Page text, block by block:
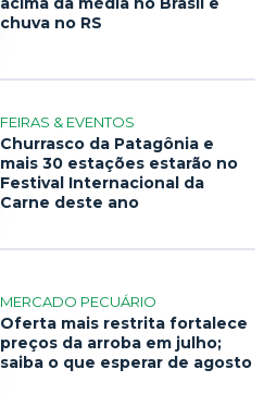
chuva no RS
FEIRAS & EVENTOS
Churrasco da Patagônia e
mais 30 estações estarão no
Festival Internacional da
Carne deste ano
MERCADO PECUÁRIO
Oferta mais restrita fortalece
preços da arroba em julho;
saiba o que esperar de agosto